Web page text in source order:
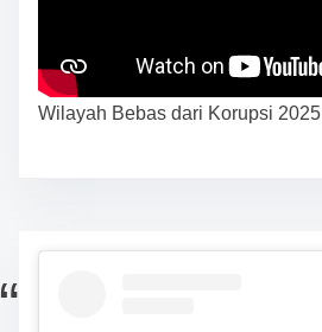
Wilayah Bebas dari Korupsi 2025